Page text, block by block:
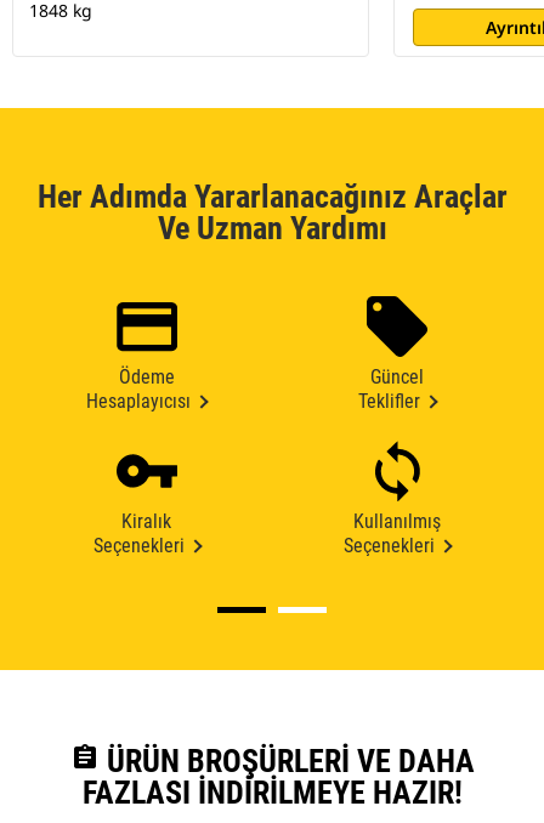
1848 kg
Her Adımda Yararlanacağınız Araçlar
Ve Uzman Yardımı
Ödeme
Hesaplayıcısı
Güncel
Teklifler
Kiralık
Seçenekleri
Kullanılmış
Seçenekleri
assignment ÜRÜN BROŞÜRLERI VE DAHA
FAZLASI İNDIRILMEYE HAZIR!